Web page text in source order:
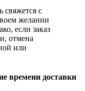
свяжется с
желании
если заказ
отмена
или
времени доставки